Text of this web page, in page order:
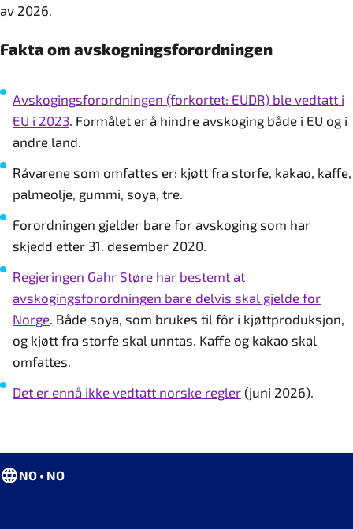
av 2026.
Fakta om avskogningsforordningen
Avskogingsforordningen (forkortet: EUDR) ble vedtatt i
EU i 2023. Formålet er å hindre avskoging både i EU og i
andre land.
Råvarene som omfattes er: kjøtt fra storfe, kakao, kaffe,
palmeolje, gummi, soya, tre.
Forordningen gjelder bare for avskoging som har
skjedd etter 31. desember 2020.
Regjeringen Gahr Støre har bestemt at
avskogingsforordningen bare delvis skal gjelde for
Norge. Både soya, som brukes til fôr i kjøttproduksjon,
og kjøtt fra storfe skal unntas. Kaffe og kakao skal
omfattes.
Det er ennå ikke vedtatt norske regler (juni 2026).
NO • NO